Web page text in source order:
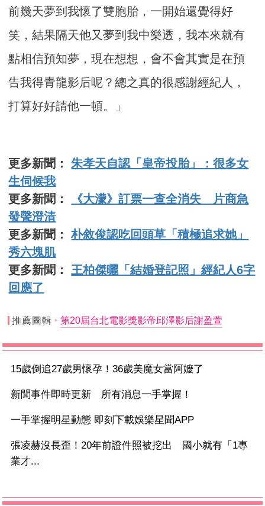
前幾天夢到我懷了雙胞胎，一開始還覺得好
笑，結果隔天他又夢到我中樂透，我本來就有
點相信預知夢，現在想想，會不會其實是在預
告我得青龍影后呢？總之真的很感謝經紀人，
打算好好請他一頓。」
更多新聞：朱孝天自認「皇帝投胎」：很多女
生伺候我
更多新聞：
《大濛》訂票一查全消失 片商急
發聲澄清
更多新聞：朴敘俊認吃回頭草「積極追求她」
秀六塊肌
更多新聞： 王柏傑曬「結婚登記照」經紀人6字
回應了
推薦圖輯 第20屆台北電影獎影帝邱澤影后謝盈萱
15歲倒追27歲男懷孕！36歲美魔女當阿嬤了
新聞事件即時更新 所有消息一手掌握！
一手掌握明星動態 即刻下載娛樂星聞APP
張凌赫沒長歪！20年前證件照被挖出 國小就有「1專
業才...